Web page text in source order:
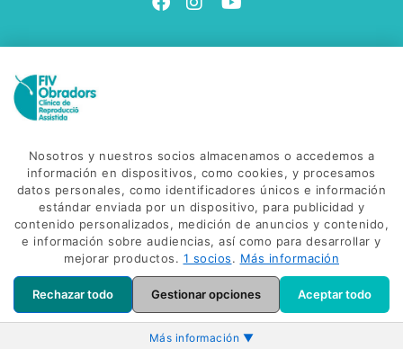
C. Gonzalez de Soto, 38
17600 - Figueres
Envíanos un correo
info@fivobradors.com
Llámanos
(+34) 972 500 500
Nosotros y nuestros socios almacenamos o accedemos a
información en dispositivos, como cookies, y procesamos
datos personales, como identificadores únicos e información
estándar enviada por un dispositivo, para publicidad y
contenido personalizados, medición de anuncios y contenido,
e información sobre audiencias, así como para desarrollar y
mejorar productos. 1 socios. Más información
Rechazar todo Gestionar opciones Aceptar todo
Más información ▼